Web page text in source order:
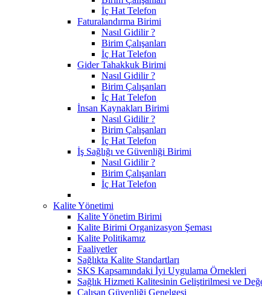
İç Hat Telefon
Faturalandırma Birimi
Nasıl Gidilir ?
Birim Çalışanları
İç Hat Telefon
Gider Tahakkuk Birimi
Nasıl Gidilir ?
Birim Çalışanları
İç Hat Telefon
İnsan Kaynakları Birimi
Nasıl Gidilir ?
Birim Çalışanları
İç Hat Telefon
İş Sağlığı ve Güvenliği Birimi
Nasıl Gidilir ?
Birim Çalışanları
İç Hat Telefon
Kalite Yönetimi
Kalite Yönetim Birimi
Kalite Birimi Organizasyon Şeması
Kalite Politikamız
Faaliyetler
Sağlıkta Kalite Standartları
SKS Kapsamındaki İyi Uygulama Örnekleri
Sağlık Hizmeti Kalitesinin Geliştirilmesi ve
Çalışan Güvenliği Genelgesi